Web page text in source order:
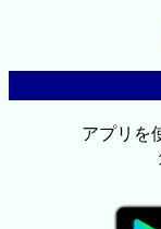
アプリを